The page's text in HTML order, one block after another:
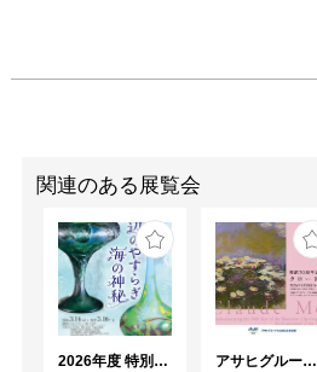
2003　Gallery惺SATORU　東京都
1999    ギャラリー山口　東京都
1995　ギャラリー福山　東京都
1993　ギャラリー福山　東京都
1991　ギャラリー福山　東京都
1991　熊谷守一美術館　東京都
1988　熊谷守一美術館　東京都
関連のある展覧会
2026年度 特別展「ガレとドーム、アール･ヌーヴォーのガラス 水辺のやすらぎ、海の神秘」 アサヒグループ大山崎山荘美術館 開館30周年記念展「没後100年 クロード・モネ」